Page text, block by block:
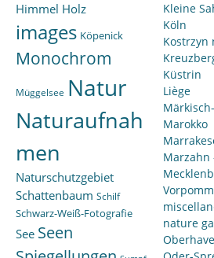
Himmel Holz
images Köpenick
Monochrom
Müggelsee Natur
Naturaufnah
men
Naturschutzgebiet
Schattenbaum Schilf
Schwarz-Weiß-Fotografie
See Seen
Kleine
Köln
Kostrzyn
Küstrin
Liège
Marokko
Marzahn
nature